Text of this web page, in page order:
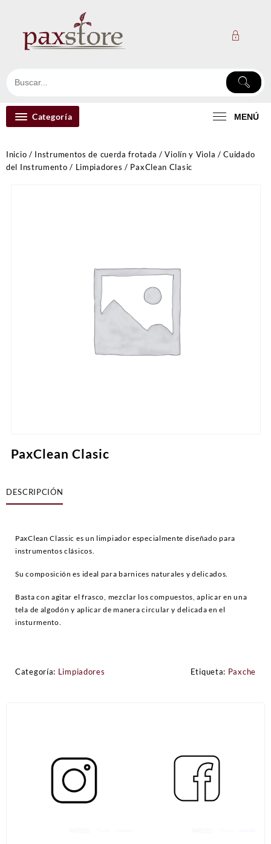
contenido
Categoría MENÚ
Inicio / Instrumentos de cuerda frotada /Violín y Viola /Cuidado
del Instrumento / Limpiadores / PaxClean Clasic
PaxClean Clasic
DESCRIPCIÓN
PaxClean Classic es un limpiador especialmente diseñado para
instrumentos clásicos.
Su composición es ideal para barnices naturales y delicados.
Basta con agitar el frasco, mezclar los compuestos, aplicar en una
tela de algodón y aplicar de manera circular y delicada en el
insturmento.
Categoría: Limpiadores Etiqueta: Paxche